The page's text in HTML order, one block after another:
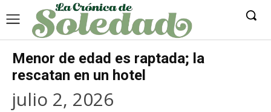
Menor de edad es raptada; la
rescatan en un hotel
julio 2, 2026